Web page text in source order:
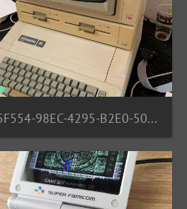
E1E5F554-98EC-4295-B2E0-501A85E30372